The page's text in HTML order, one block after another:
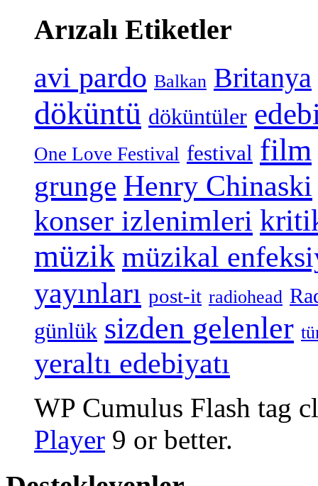
Arızalı Etiketler
avi pardo Balkan Britanya
döküntü döküntüler
One Love Festival festival film
grunge Henry Chinaski
konser izlenimleri
müzik müzikal
yayınları post-it radiohead
günlük sizden gelenler
yeraltı edebiyatı
WP Cumulus Flash tag
Player 9 or better.